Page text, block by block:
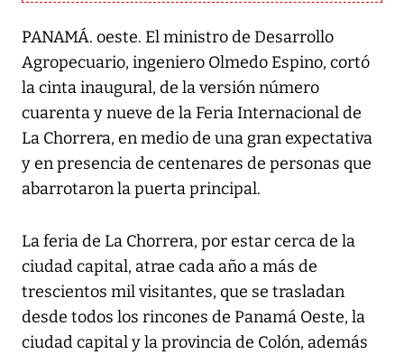
PANAMÁ. oeste. El ministro de Desarrollo
Agropecuario, ingeniero Olmedo Espino, cortó
la cinta inaugural, de la versión número
cuarenta y nueve de la Feria Internacional de
La Chorrera, en medio de una gran expectativa
y en presencia de centenares de personas que
abarrotaron la puerta principal.
La feria de La Chorrera, por estar cerca de la
ciudad capital, atrae cada año a más de
trescientos mil visitantes, que se trasladan
desde todos los rincones de Panamá Oeste, la
ciudad capital y la provincia de Colón, además